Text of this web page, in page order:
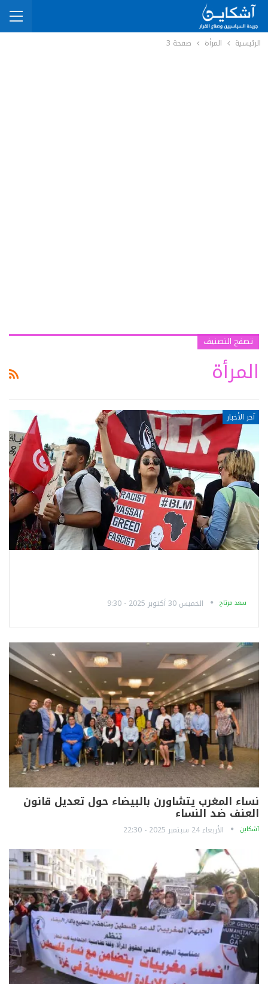
الرئيسية المرأة صفحة 3
تصفح التصنيف
المرأة
آخر الأخبار
سعد مرتاح الخميس 30 أكتوبر 2025 - 9:30
نساء المغرب يتشاورن بالبيضاء حول تعديل قانون
العنف ضد النساء
آشكاين الأربعاء 24 سبتمبر 2025 - 22:30